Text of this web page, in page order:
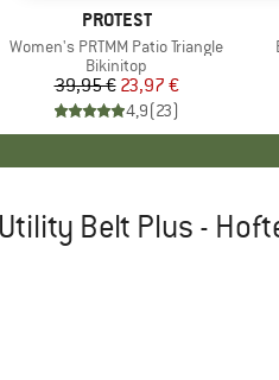
MÆRKE
PROTEST
Artikel
Women's PRTMM Patio Triangle
Produktgruppe
Bikinitop
Pris
39,95 €Nedsat pris
23,97 €
4,9(23)
Utility Belt Plus -